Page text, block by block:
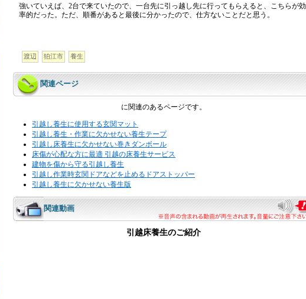
強いていえば、2台で来ていたので、一台先に引っ越し先に行ってもらえると、こちらが効
率的だった。ただ、順番があると最後に分かったので、仕方ないことだと思う。
渡辺 狛江市 養生
関連ページ
に関連のあるページです。
引越し養生に使用する玄関マット
引越し養生・作業に欠かせない養生テープ
引越し床養生に欠かせない巻きダンボール
床傷が心配な方に最適 引越の床養生サービス
建物を傷から守る引越し養生
引越し作業時玄関ドアなどを止めるドアストッパー
引越し養生に欠かせない養生版
関連動画
引越床養生のご紹介